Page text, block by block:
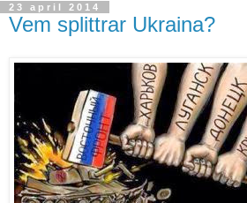
23 april 2014
Vem splittrar Ukraina?